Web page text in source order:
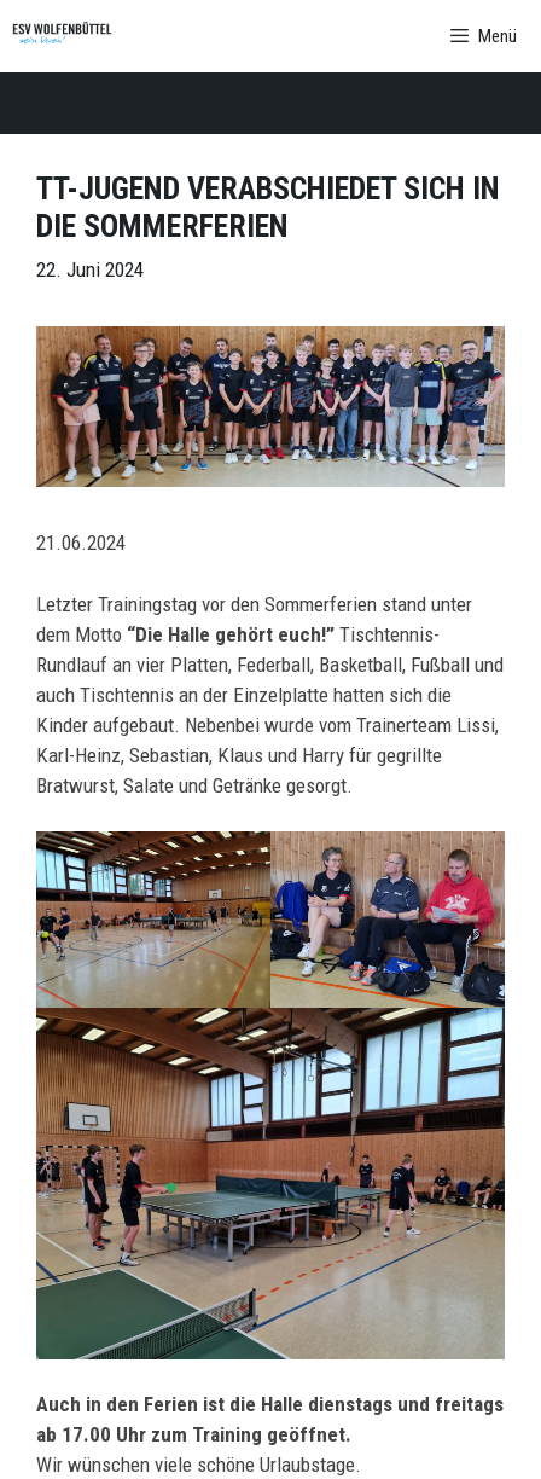
Inhalt
springen
Menü
TT-JUGEND VERABSCHIEDET SICH IN
DIE SOMMERFERIEN
22. Juni 2024
21.06.2024
Letzter Trainingstag vor den Sommerferien stand unter
dem Motto “Die Halle gehört euch!” Tischtennis-
Rundlauf an vier Platten, Federball, Basketball, Fußball und
auch Tischtennis an der Einzelplatte hatten sich die
Kinder aufgebaut. Nebenbei wurde vom Trainerteam Lissi,
Karl-Heinz, Sebastian, Klaus und Harry für gegrillte
Bratwurst, Salate und Getränke gesorgt.
Auch in den Ferien ist die Halle dienstags und freitags
ab 17.00 Uhr zum Training geöffnet.
Wir wünschen viele schöne Urlaubstage.